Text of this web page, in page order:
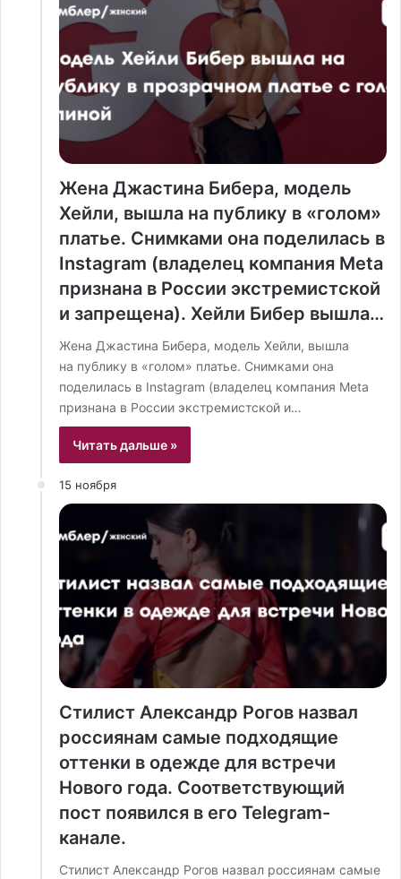
Жена Джастина Бибера, модель
Хейли, вышла на публику в «голом»
платье. Снимками она поделилась в
Instagram (владелец компания Meta
признана в России экстремистской
и запрещена). Хейли Бибер вышла…
Жена Джастина Бибера, модель Хейли, вышла
на публику в «голом» платье. Снимками она
поделилась в Instagram (владелец компания Meta
признана в России экстремистской и…
Читать дальше »
15 ноября
Стилист Александр Рогов назвал
россиянам самые подходящие
оттенки в одежде для встречи
Нового года. Соответствующий
пост появился в его Telegram-
канале.
Стилист Александр Рогов назвал россиянам самые